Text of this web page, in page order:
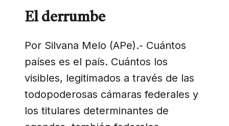
El derrumbe
Por Silvana Melo (APe).- Cuántos
países es el país. Cuántos los
visibles, legitimados a través de las
todopoderosas cámaras federales y
los titulares determinantes de